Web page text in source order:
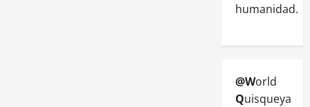
humanidad.
@World
Quisqueya